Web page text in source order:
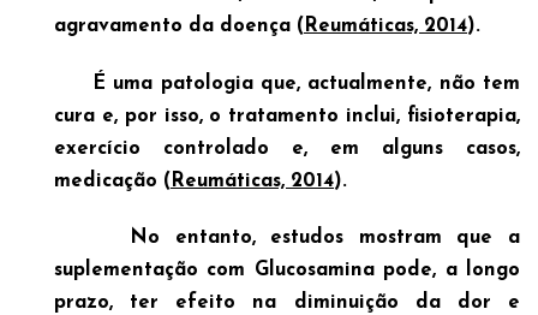
agravamento da doença ( Reumáticas, 2014).
É uma patologia que, actualmente, não tem
cura e, por isso, o tratamento inclui, fisioterapia,
exercício controlado e, em alguns casos,
medicação ( Reumáticas, 2014).
No entanto, estudos mostram que a
suplementação com Glucosamina pode, a longo
prazo, ter efeito na diminuição da dor e